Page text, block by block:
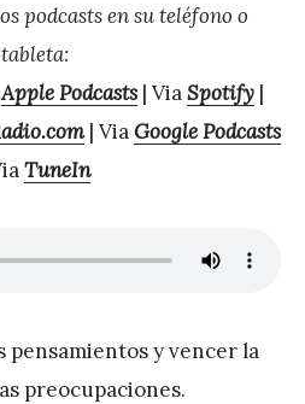
podcasts en su teléfono o
tableta:
Apple Podcasts | ViaSpotify |
| ViaGoogle Podcasts
TuneIn
y vencer la
preocupaciones.